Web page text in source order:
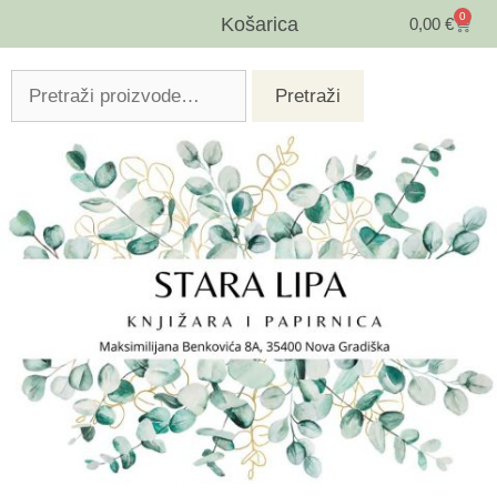
Košarica 0,00 € 0
Pretraži